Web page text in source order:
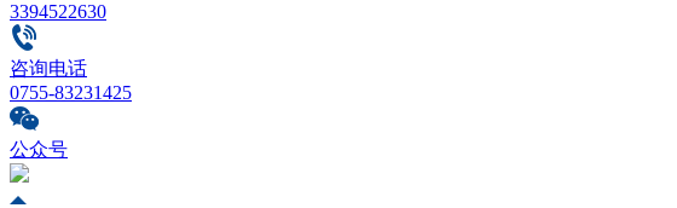
3394522630
咨询电话
0755-83231425
公众号